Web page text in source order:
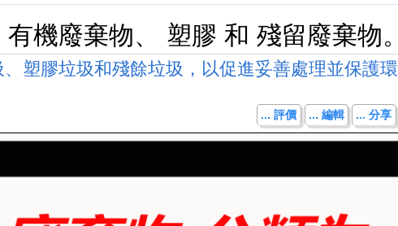
機廢棄物、 塑膠 和 殘留廢棄物。
塑膠垃圾和殘餘垃圾，以促進妥善處理並保護環
... 評價 ... 編輯 ... 分享